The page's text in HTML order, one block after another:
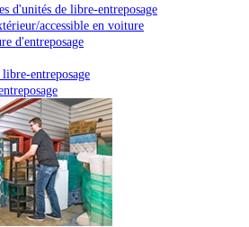
d'unités de libre-entreposage
accessible en voiture
d'entreposage
entreposage